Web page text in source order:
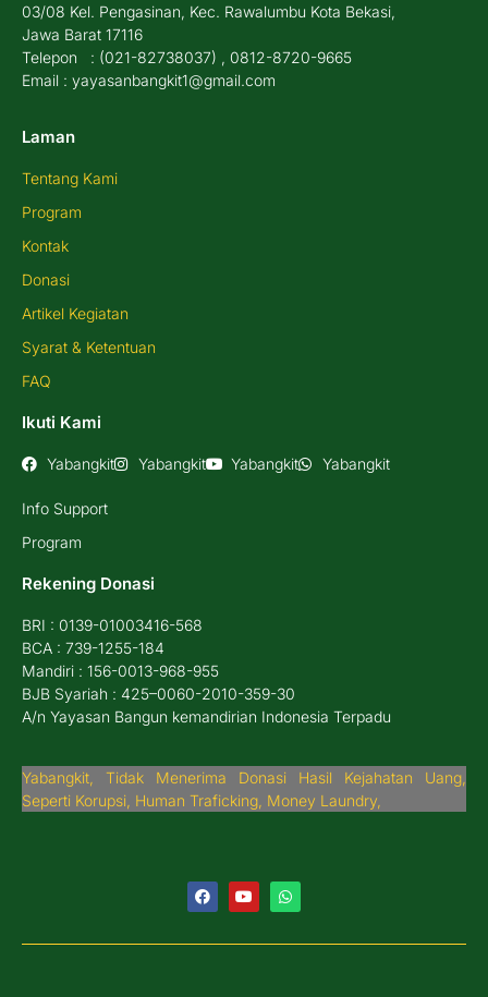
03/08 Kel. Pengasinan, Kec. Rawalumbu Kota Bekasi,
Jawa Barat 17116
Telepon : (021-82738037) , 0812-8720-9665
Email : yayasanbangkit1@gmail.com
Laman
Tentang Kami
Program
Kontak
Donasi
Artikel Kegiatan
Syarat & Ketentuan
FAQ
Ikuti Kami
Yabangkit Yabangkit Yabangkit Yabangkit
Info Support
Program
Rekening Donasi
BRI : 0139-01003416-568
BCA : 739-1255-184
Mandiri : 156-0013-968-955
BJB Syariah : 425–0060-2010-359-30
A/n Yayasan Bangun kemandirian Indonesia Terpadu
Yabangkit, Tidak Menerima Donasi Hasil Kejahatan Uang,
Seperti Korupsi, Human Traficking, Money Laundry,